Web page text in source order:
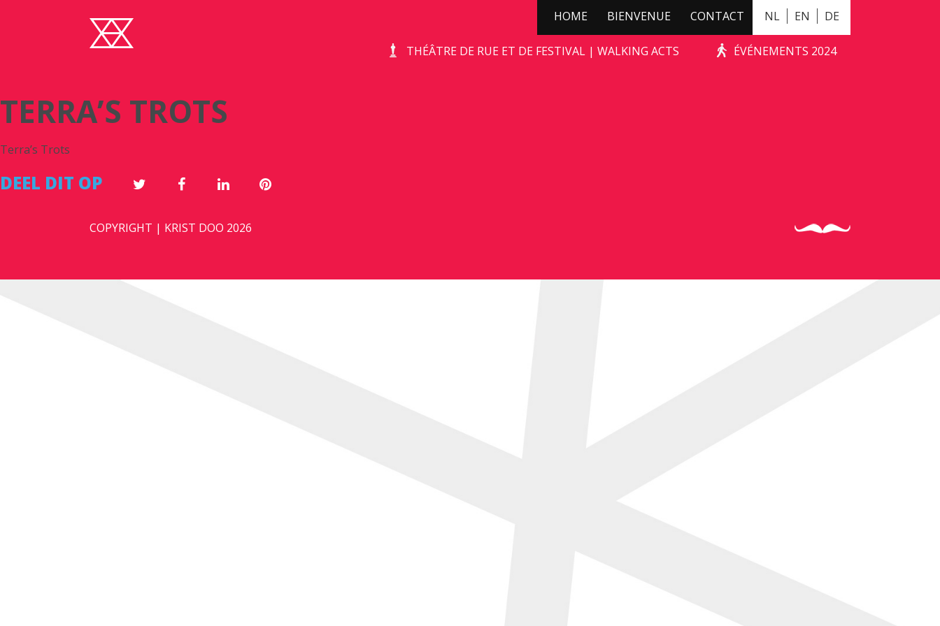
NL EN DE
HOME BIENVENUE CONTACT
THÉÂTRE DE RUE ET DE FESTIVAL | WALKING ACTS ÉVÉNEMENTS 2024
TERRA’S TROTS
TERRA’S TROTS
Terra’s Trots
DEEL DIT OP
COPYRIGHT | KRIST DOO 2026